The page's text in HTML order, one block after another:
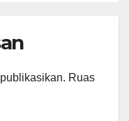
Ruas